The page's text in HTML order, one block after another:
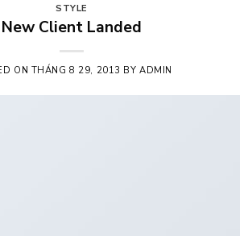
STYLE
New Client Landed
ON THÁNG 8 29, 2013 BY ADMIN